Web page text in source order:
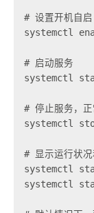
# 设置开机自启
systemctl
# 启动服务
systemctl
# 停止服务，正
systemctl
# 显示运行状况
systemctl
systemctl